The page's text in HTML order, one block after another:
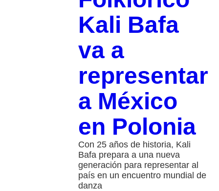
Kali Bafa
va a
representar
a México
en Polonia
Con 25 años de historia, Kali
Bafa prepara a una nueva
generación para representar al
país en un encuentro mundial de
danza